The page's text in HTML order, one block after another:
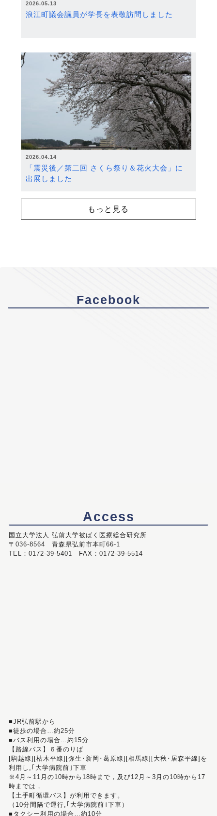
2026.05.13
浪江町議会議員が学長を表敬訪問しました
2026.04.14
「震災後／第二回 さくら祭り＆花火大会」に
出展しました
もっと見る
Facebook
Access
国立大学法人 弘前大学被ばく医療総合研究所
〒036-8564 青森県弘前市本町66-1
TEL：0172-39-5401 FAX：0172-39-5514
■JR弘前駅から
■徒歩の場合…約25分
■バス利用の場合…約15分
【路線バス】６番のりば
[駒越線][枯木平線][弥生･新岡･葛原線][相馬線][大秋･居森平線]を
利用し,｢大学病院前｣下車
※4月～11月の10時から18時まで，及び12月～3月の10時から17
時までは，
【土手町循環バス】が利用できます。
（10分間隔で運行,｢大学病院前｣下車）
■タクシー利用の場合…約10分